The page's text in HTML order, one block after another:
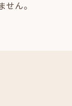
ん。